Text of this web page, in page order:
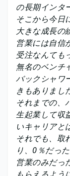
の長期インタ
そこから今日
大きな成長の
営業には自信
受注なんても
無名のベンチ
バックシャワ
きもありまし
それまでの、
生起業して収
いキャリアと
それでも、取
り、0％だっ
営業のみだっ
もらえるよう